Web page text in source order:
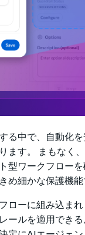
る中で、自動化
ます。 まもなく
型ワークフロー
細かな保護機能
ローに組み込ま
ールを適用でき